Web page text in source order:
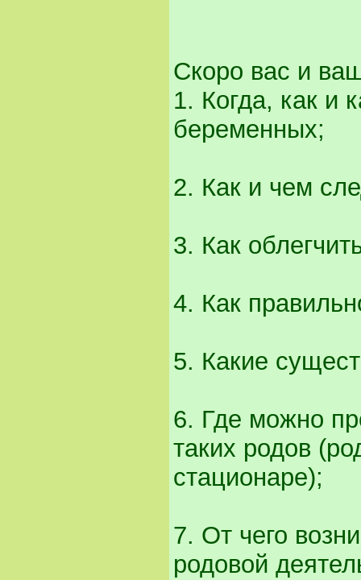
Скоро вас и
1. Когда, как и
беременных;
2. Как и чем
3. Как
4. Как
5. Какие
6. Где можно
таких родов
стационаре);
7. От чего
родовой